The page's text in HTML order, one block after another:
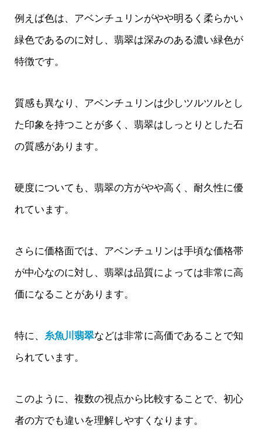
例えば色は、アベンチュリンがやや明るく柔らかい
緑色であるのに対し、翡翠は深みのある濃い緑色が
特徴です。
質感も異なり、アベンチュリンは少しツルツルとし
た印象を持つことが多く、翡翠はしっとりとした石
の質感があります。
硬度についても、翡翠の方がやや高く、耐久性に優
れています。
さらに価格面では、アベンチュリンは手頃な価格帯
が中心なのに対し、翡翠は品質によっては非常に高
価になることがあります。
特に、 糸魚川翡翠などは非常に高価であることで知
られています。
このように、複数の視点から比較することで、初心
者の方でも違いを理解しやすくなります。